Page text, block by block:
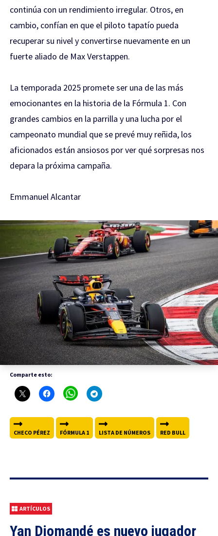
continúa con un rendimiento irregular. Otros, en
cambio, confían en que el piloto tapatío pueda
recuperar su nivel y convertirse nuevamente en un
fuerte aliado de Max Verstappen.
La temporada 2025 promete ser una de las más
emocionantes en la historia de la Fórmula 1. Con
grandes cambios en la parrilla y una lucha por el
campeonato mundial que se prevé muy reñida, los
aficionados están ansiosos por ver qué sorpresas nos
depara la próxima campaña.
Emmanuel Alcantar
Comparte esto:
CHECO PÉREZ FÓRMULA 1 LISTA DE NÚMEROS RED BULL
ARTÍCULOS
Yan Diomandé es nuevo jugador